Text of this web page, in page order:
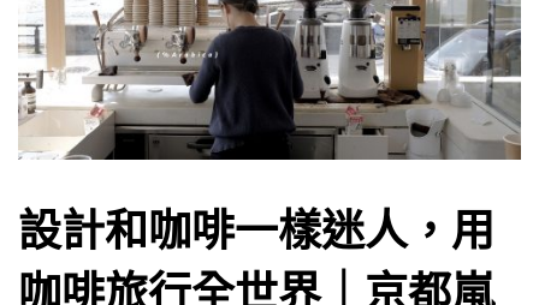
設計和咖啡一樣迷人，用
咖啡旅行全世界｜京都嵐